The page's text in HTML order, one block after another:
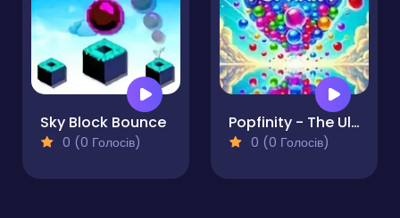
Sky Block Bounce
0 (0 Голосів)
Popfinity - The Ultimate Bubble Popping Game
0 (0 Голосів)